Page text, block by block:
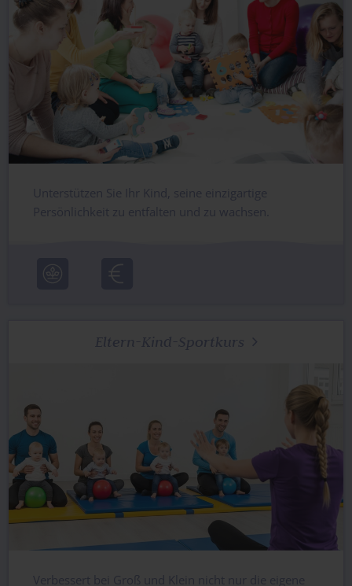
Unterstützen Sie Ihr Kind, seine einzigartige
Persönlichkeit zu entfalten und zu wachsen.
Eltern-Kind-Sportkurs 
Verbessert bei Groß und Klein nicht nur die eigene